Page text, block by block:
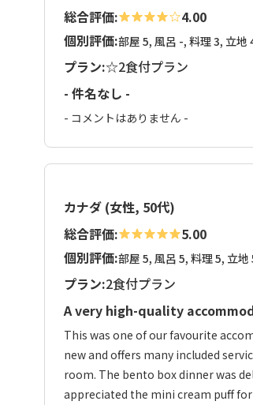
総合評価:
4.00
個別評価:部屋 5, 風呂 -, 料理 3, 立地
プラン:☆2食付プラン
- 件名なし -
- コメントはありません -
カナダ (女性, 50代)
総合評価:
5.00
個別評価:部屋 5, 風呂 5, 料理 5, 立
プラン:2食付プラン
A very high-quality
This was one of our favourite
new and offers many included
room. The bento box dinner was
appreciated the mini cream puff